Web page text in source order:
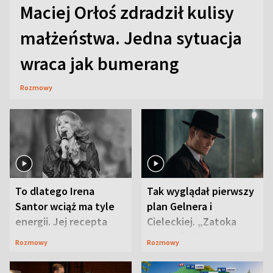
Maciej Orłoś zdradził kulisy
małżeństwa. Jedna sytuacja
wraca jak bumerang
Rozmowy
To dlatego Irena
Santor wciąż ma tyle
energii. Jej recepta
jest zaskakująco
Rozmowy
Tak wyglądał pierwszy
plan Gelnera i
Cieleckiej. „Zatoka
szpiegów” od razu ich
Rozmowy